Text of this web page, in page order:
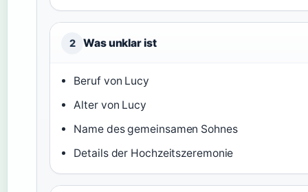
2 Was unklar ist
Beruf von Lucy
Alter von Lucy
Name des gemeinsamen Sohnes
Details der Hochzeitszeremonie